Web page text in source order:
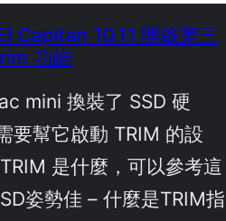
Capitan 10.11 開啟第三
功能
mini 換裝了 SSD 硬
要幫它啟動 TRIM 的設
是什麼，可以參考這
姿勢佳 – 什麼是TRIM指